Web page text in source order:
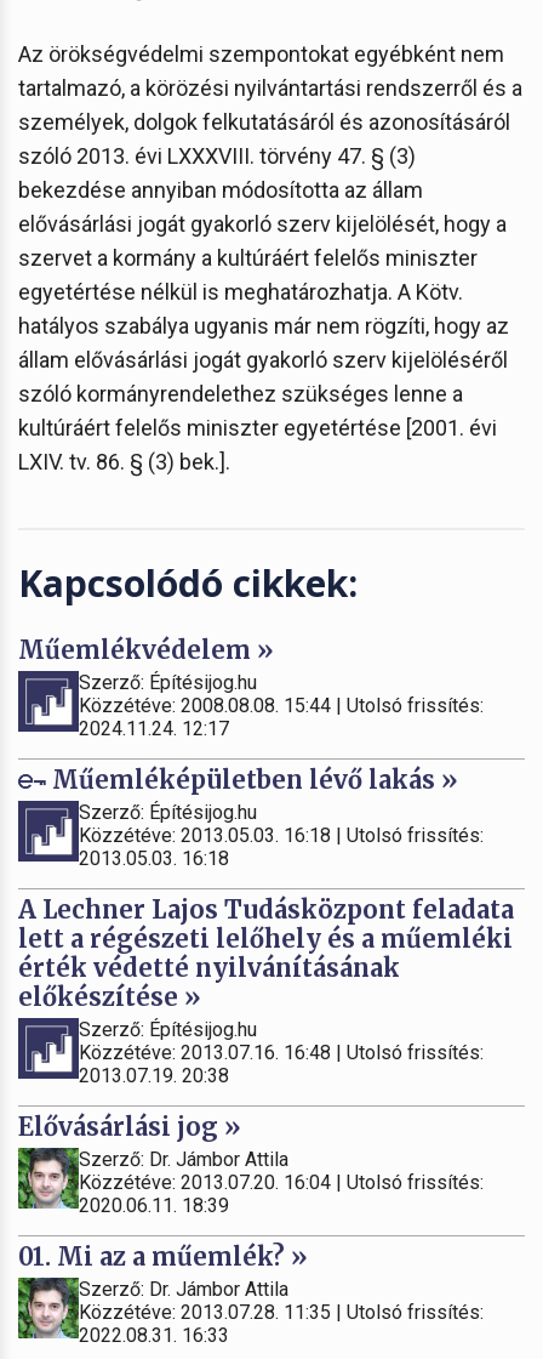
Az örökségvédelmi szempontokat egyébként nem
tartalmazó, a körözési nyilvántartási rendszerről és a
személyek, dolgok felkutatásáról és azonosításáról
szóló 2013. évi LXXXVIII. törvény 47. § (3)
bekezdése annyiban módosította az állam
elővásárlási jogát gyakorló szerv kijelölését, hogy a
szervet a kormány a kultúráért felelős miniszter
egyetértése nélkül is meghatározhatja. A Kötv.
hatályos szabálya ugyanis már nem rögzíti, hogy az
állam elővásárlási jogát gyakorló szerv kijelöléséről
szóló kormányrendelethez szükséges lenne a
kultúráért felelős miniszter egyetértése [2001. évi
LXIV. tv. 86. § (3) bek.].
Kapcsolódó cikkek:
Műemlékvédelem »
Szerző: Építésijog.hu
Közzétéve: 2008.08.08. 15:44 | Utolsó frissítés:
2024.11.24. 12:17
Műemléképületben lévő lakás »
Szerző: Építésijog.hu
Közzétéve: 2013.05.03. 16:18 | Utolsó frissítés:
2013.05.03. 16:18
A Lechner Lajos Tudásközpont feladata
lett a régészeti lelőhely és a műemléki
érték védetté nyilvánításának
előkészítése »
Szerző: Építésijog.hu
Közzétéve: 2013.07.16. 16:48 | Utolsó frissítés:
2013.07.19. 20:38
Elővásárlási jog »
Szerző: Dr. Jámbor Attila
Közzétéve: 2013.07.20. 16:04 | Utolsó frissítés:
2020.06.11. 18:39
01. Mi az a műemlék? »
Szerző: Dr. Jámbor Attila
Közzétéve: 2013.07.28. 11:35 | Utolsó frissítés:
2022.08.31. 16:33